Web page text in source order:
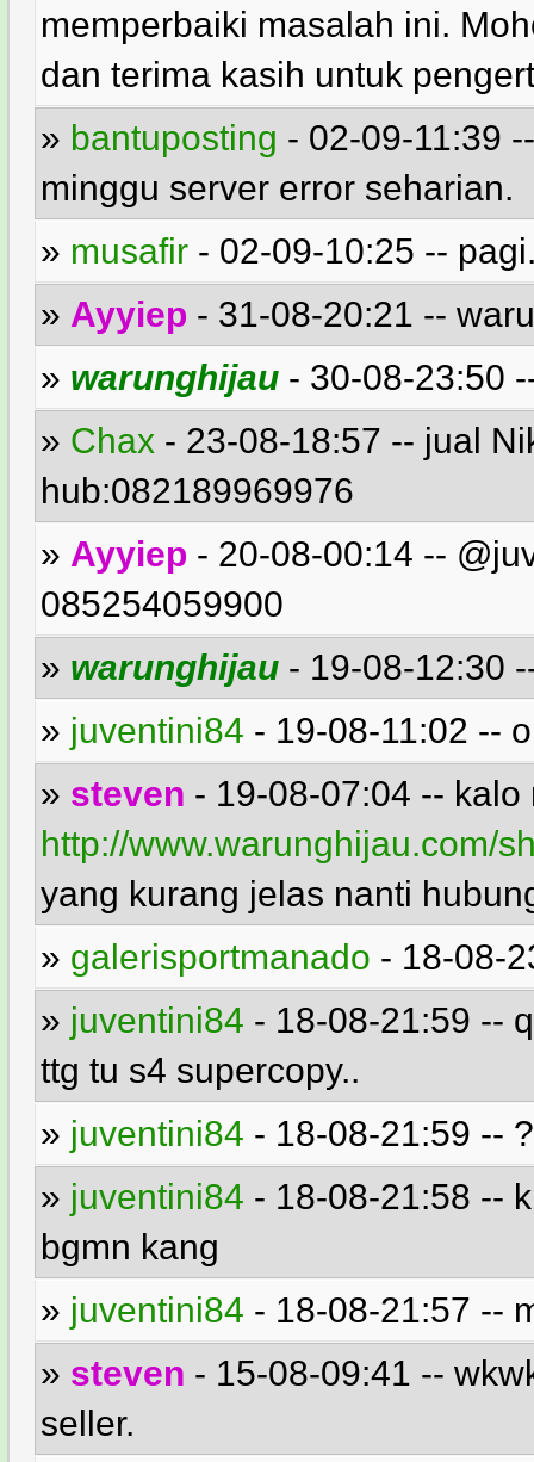
memperbaiki masalah ini.
dan terima kasih untuk
» bantuposting - 02-09-11:39
minggu server error seharian.
» musafir - 02-09-10:25 --
» Ayyiep - 31-08-20:21 --
» warunghijau - 30-08-23:50
» Chax - 23-08-18:57 -- jual
hub:082189969976
» Ayyiep - 20-08-00:14 --
085254059900
» warunghijau - 19-08-12:30
» juventini84 - 19-08-11:02 --
» steven - 19-08-07:04 --
http://www.warunghijau.com/
yang kurang jelas nanti
» galerisportmanado - 18-08-
» juventini84 - 18-08-21:59 --
ttg tu s4 supercopy..
» juventini84 - 18-08-21:59 --
» juventini84 - 18-08-21:58 --
bgmn kang
» juventini84 - 18-08-21:57 --
» steven - 15-08-09:41 --
seller.